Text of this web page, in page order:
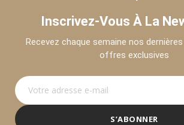
Inscrivez-Vous À La
Recevez chaque semaine nos
offres exclusives
S’ABONNER